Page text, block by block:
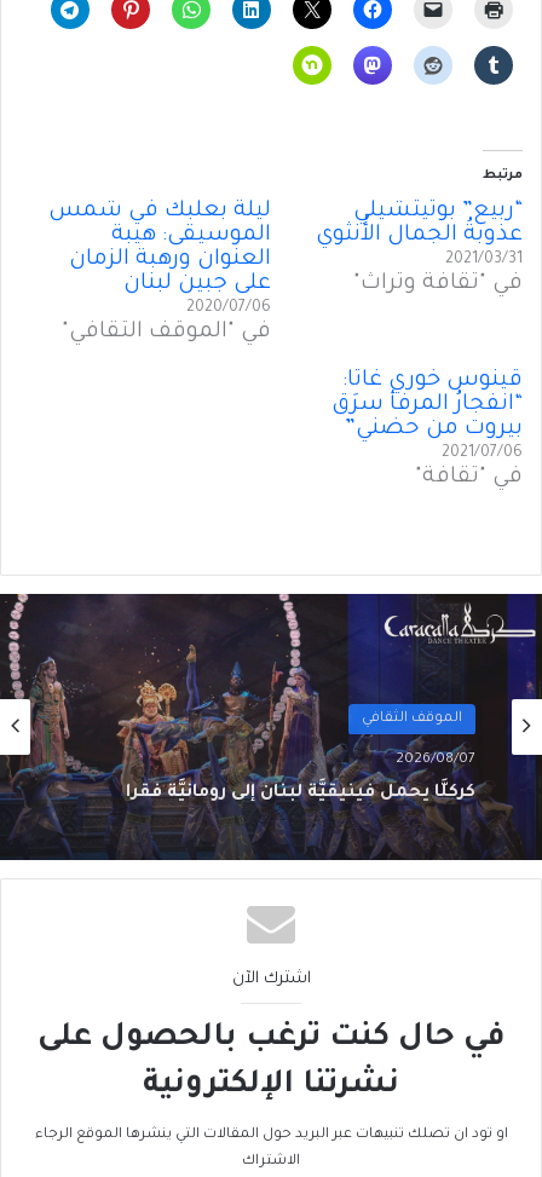
مرتبط
“ربيع” بوتيتشيلِّي
عذوبةُ الجمال الأُنثوي
2021/03/31
في "ثقافة وتراث"
ليلة بعلبك في شمس
الموسيقى: هيبة
العنوان ورهبة الزمان
على جبين لبنان
2020/07/06
في "الموقف الثقافي"
ڤينوس خوري غاتا:
“انفجارُ المرفأ سرَق
بيروت من حضني”
2021/07/06
في "ثقافة"
ثقافة
2026/08/04
كيف إِرنست همنغواي غـيَّـرَ الأَدب الأَميركي (3 من
3)
اشترك الآن
في حال كنت ترغب بالحصول على
نشرتنا الإلكترونية
او تود ان تصلك تنبيهات عبر البريد حول المقالات التي ينشرها الموقع الرجاء
الاشتراك